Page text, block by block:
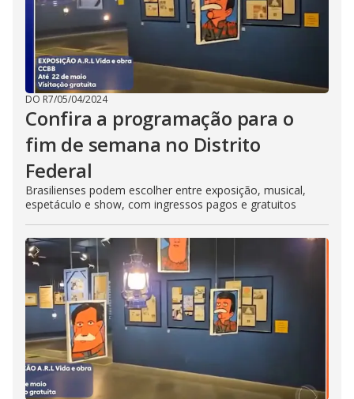
DO R7/05/04/2024
Confira a programação para o
fim de semana no Distrito
Federal
Brasilienses podem escolher entre exposição, musical,
espetáculo e show, com ingressos pagos e gratuitos